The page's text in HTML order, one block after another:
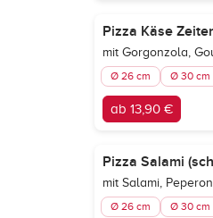
Pizza Käse
mit Gorgonzola,
Ø 26 cm Ø 30 cm
ab 13,90 €
Pizza Salami
mit Salami,
Ø 26 cm Ø 30 cm